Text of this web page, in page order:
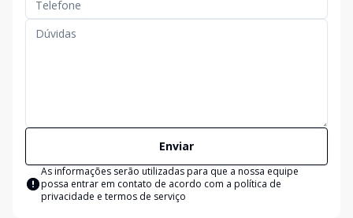
Enviar
As informações serão utilizadas para que a nossa equipe
possa entrar em contato de acordo com a política de
privacidade e termos de serviço